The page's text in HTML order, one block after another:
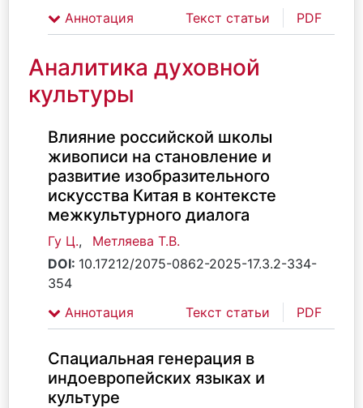
Аннотация Текст статьи PDF
Аналитика духовной
культуры
Влияние российской школы
живописи на становление и
развитие изобразительного
искусства Китая в контексте
межкультурного диалога
Гу Ц.,
Метляева Т.В.
DOI: 10.17212/2075-0862-2025-17.3.2-334-
354
Аннотация
Текст статьи PDF
Спациальная генерация в
индоевропейских языках и
культуре